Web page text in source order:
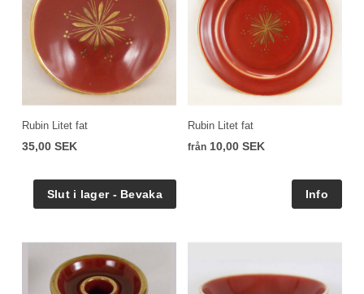
Rubin Litet fat
35,00 SEK
Rubin Litet fat
från 10,00 SEK